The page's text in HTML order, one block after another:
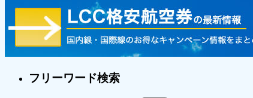
フリーワード検索